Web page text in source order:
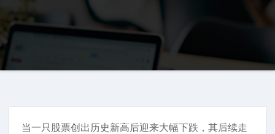
当一只股票创出历史新高后迎来大幅下跌，其后续走